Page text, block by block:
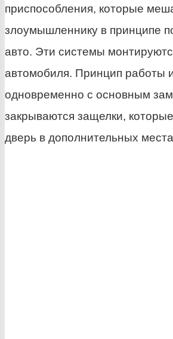
приспособления, которые
злоумышленнику в принципе
авто. Эти системы
автомобиля. Принцип работы
одновременно с основным
закрываются защелки,
дверь в дополнительных